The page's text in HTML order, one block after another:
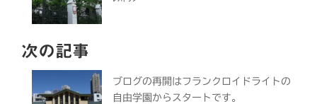
次の記事
ブログの再開はフランクロイドライトの
自由学園からスタートです。